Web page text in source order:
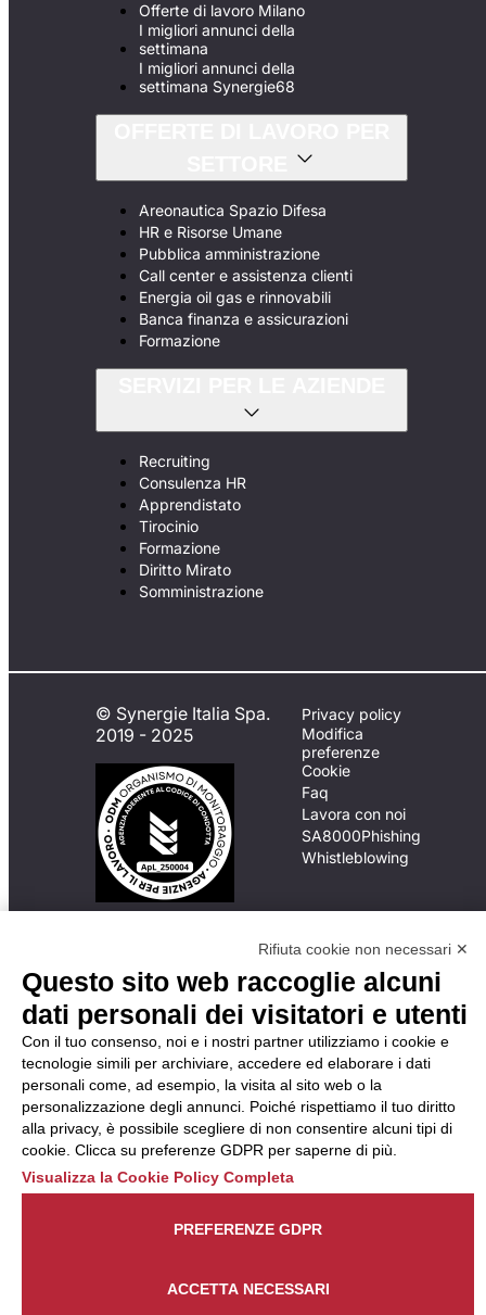
Offerte di lavoro Milano
I migliori annunci della
settimana
I migliori annunci della
settimana Synergie68
Areonautica Spazio Difesa
HR e Risorse Umane
Pubblica amministrazione
Call center e assistenza clienti
Energia oil gas e rinnovabili
Banca finanza e assicurazioni
Formazione
Recruiting
Consulenza HR
Apprendistato
Tirocinio
Formazione
Diritto Mirato
Somministrazione
© Synergie Italia Spa.
2019 - 2025
inadempimento da parte
della ApL delle
disposizioni
del Codice di Condotta, è
possibile presentare un
reclamo
all’Organismo di
Monitoraggio utilizzando
una delle modalità
descritte al seguente
indirizzo web
https://odm-
Privacy policy
Modifica
preferenze
Cookie
Faq
Lavora con noi
SA8000Phishing
Whistleblowing
Rifiuta cookie non necessari ✕
Questo sito web raccoglie alcuni
dati personali dei visitatori e utenti
Con il tuo consenso, noi e i nostri partner utilizziamo i cookie e
tecnologie simili per archiviare, accedere ed elaborare i dati
personali come, ad esempio, la visita al sito web o la
personalizzazione degli annunci. Poiché rispettiamo il tuo diritto
alla privacy, è possibile scegliere di non consentire alcuni tipi di
cookie. Clicca su preferenze GDPR per saperne di più.
Visualizza la Cookie Policy Completa
ACCETTA NECESSARI
PREFERENZE GDPR